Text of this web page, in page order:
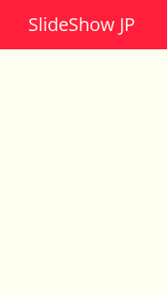
SlideShow JP